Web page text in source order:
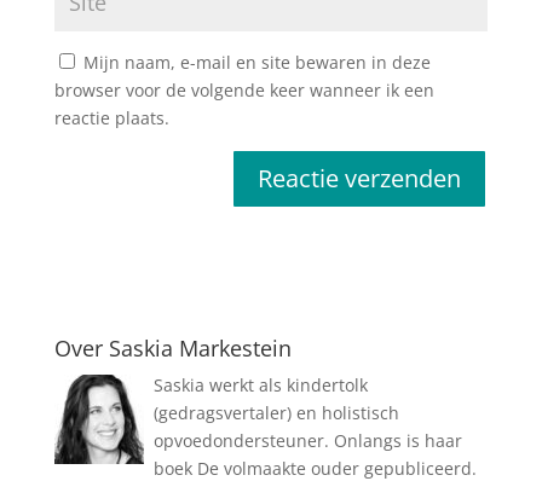
Mijn naam, e-mail en site bewaren in deze
browser voor de volgende keer wanneer ik een
reactie plaats.
Over Saskia Markestein
Saskia werkt als kindertolk
(gedragsvertaler) en holistisch
opvoedondersteuner. Onlangs is haar
boek De volmaakte ouder gepubliceerd.